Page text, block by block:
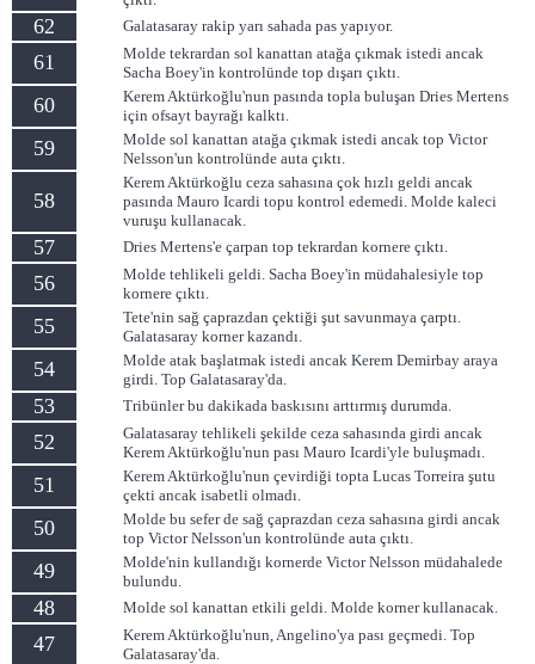
62 Galatasaray rakip yarı sahada pas yapıyor.
61
Molde tekrardan sol kanattan atağa çıkmak istedi ancak
Sacha Boey'in kontrolünde top dışarı çıktı.
60
Kerem Aktürkoğlu'nun pasında topla buluşan Dries Mertens
için ofsayt bayrağı kalktı.
59
Molde sol kanattan atağa çıkmak istedi ancak top Victor
Nelsson'un kontrolünde auta çıktı.
58
Kerem Aktürkoğlu ceza sahasına çok hızlı geldi ancak
pasında Mauro Icardi topu kontrol edemedi. Molde kaleci
vuruşu kullanacak.
57 Dries Mertens'e çarpan top tekrardan kornere çıktı.
56
Molde tehlikeli geldi. Sacha Boey'in müdahalesiyle top
kornere çıktı.
55
Tete'nin sağ çaprazdan çektiği şut savunmaya çarptı.
Galatasaray korner kazandı.
54
Molde atak başlatmak istedi ancak Kerem Demirbay araya
girdi. Top Galatasaray'da.
53 Tribünler bu dakikada baskısını arttırmış durumda.
52
Galatasaray tehlikeli şekilde ceza sahasında girdi ancak
Kerem Aktürkoğlu'nun pası Mauro Icardi'yle buluşmadı.
51
Kerem Aktürkoğlu'nun çevirdiği topta Lucas Torreira şutu
çekti ancak isabetli olmadı.
50
Molde bu sefer de sağ çaprazdan ceza sahasına girdi ancak
top Victor Nelsson'un kontrolünde auta çıktı.
49
Molde'nin kullandığı kornerde Victor Nelsson müdahalede
bulundu.
48 Molde sol kanattan etkili geldi. Molde korner kullanacak.
47
Kerem Aktürkoğlu'nun, Angelino'ya pası geçmedi. Top
Galatasaray'da.